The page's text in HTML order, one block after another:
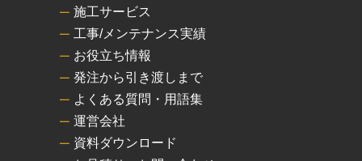
施工サービス
工事/メンテナンス実績
お役立ち情報
発注から引き渡しまで
よくある質問・用語集
運営会社
資料ダウンロード